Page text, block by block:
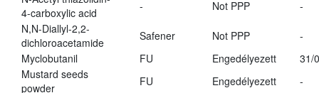
4-carboxylic acid
- Not PPP
-
N,N-Diallyl-2,2-
dichloroacetamide
Safener Not PPP
-
Myclobutanil
FU Engedélyezett
31/
Mustard seeds
powder
FU Engedélyezett
-